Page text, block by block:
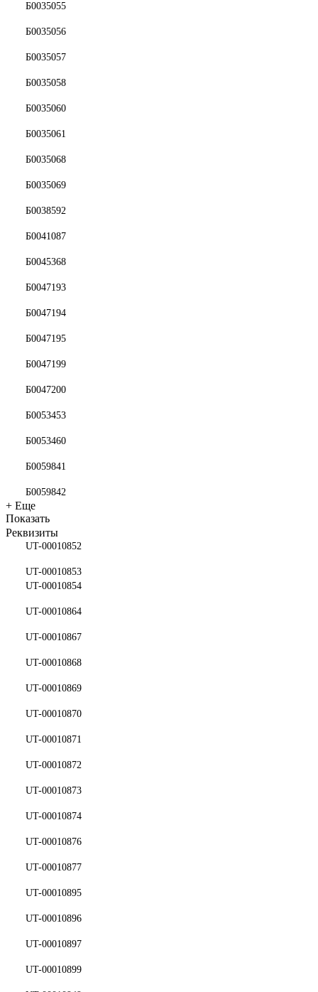
Б0035055
Б0035056
Б0035057
Б0035058
Б0035060
Б0035061
Б0035068
Б0035069
Б0038592
Б0041087
Б0045368
Б0047193
Б0047194
Б0047195
Б0047199
Б0047200
Б0053453
Б0053460
Б0059841
Б0059842
+ Еще
Показать
Реквизиты
UT-00010852
UT-00010853
UT-00010854
UT-00010864
UT-00010867
UT-00010868
UT-00010869
UT-00010870
UT-00010871
UT-00010872
UT-00010873
UT-00010874
UT-00010876
UT-00010877
UT-00010895
UT-00010896
UT-00010897
UT-00010899